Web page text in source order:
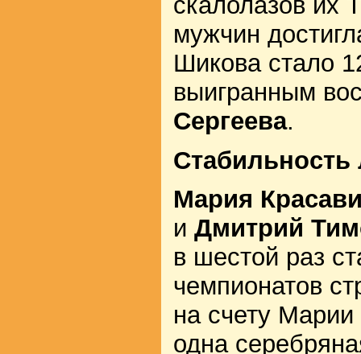
мужчин
Шикова стало
выигранным
Сергеева.
Стабильность
Мария
и Дмитрий
в шестой раз
чемпионатов
на счету
одна